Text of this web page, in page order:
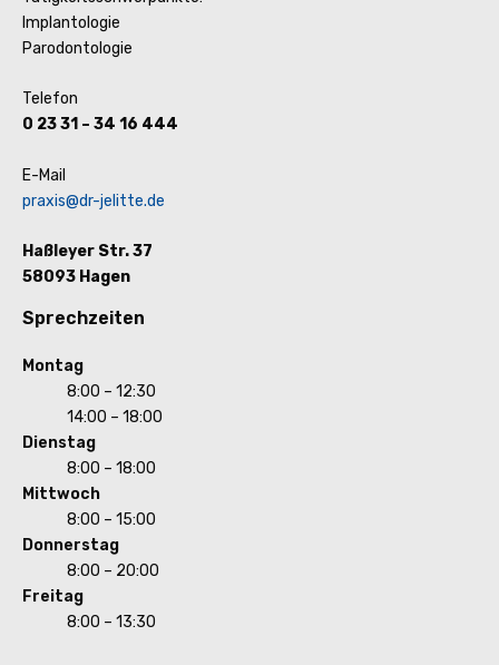
Implantologie
Parodontologie
Telefon
0 23 31 – 34 16 444
E-Mail
praxis@dr-jelitte.de
Haßleyer Str. 37
58093 Hagen
Sprechzeiten
Montag
8:00 – 12:30
14:00 – 18:00
Dienstag
8:00 – 18:00
Mittwoch
8:00 – 15:00
Donnerstag
8:00 – 20:00
Freitag
8:00 – 13:30